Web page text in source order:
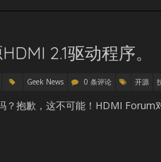
2.1驱动程序。
Geek News 0 条评论 开源
？抱歉，这不可能！HDMI Forum